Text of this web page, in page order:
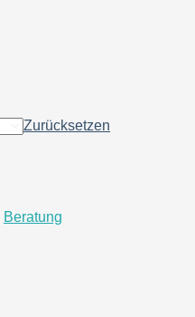
Zurücksetzen
Beratung